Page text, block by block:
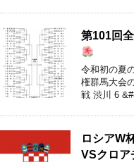
第101回
令和初の夏
権群馬大会
戦 渋川 6
ロシアW
VSクロア